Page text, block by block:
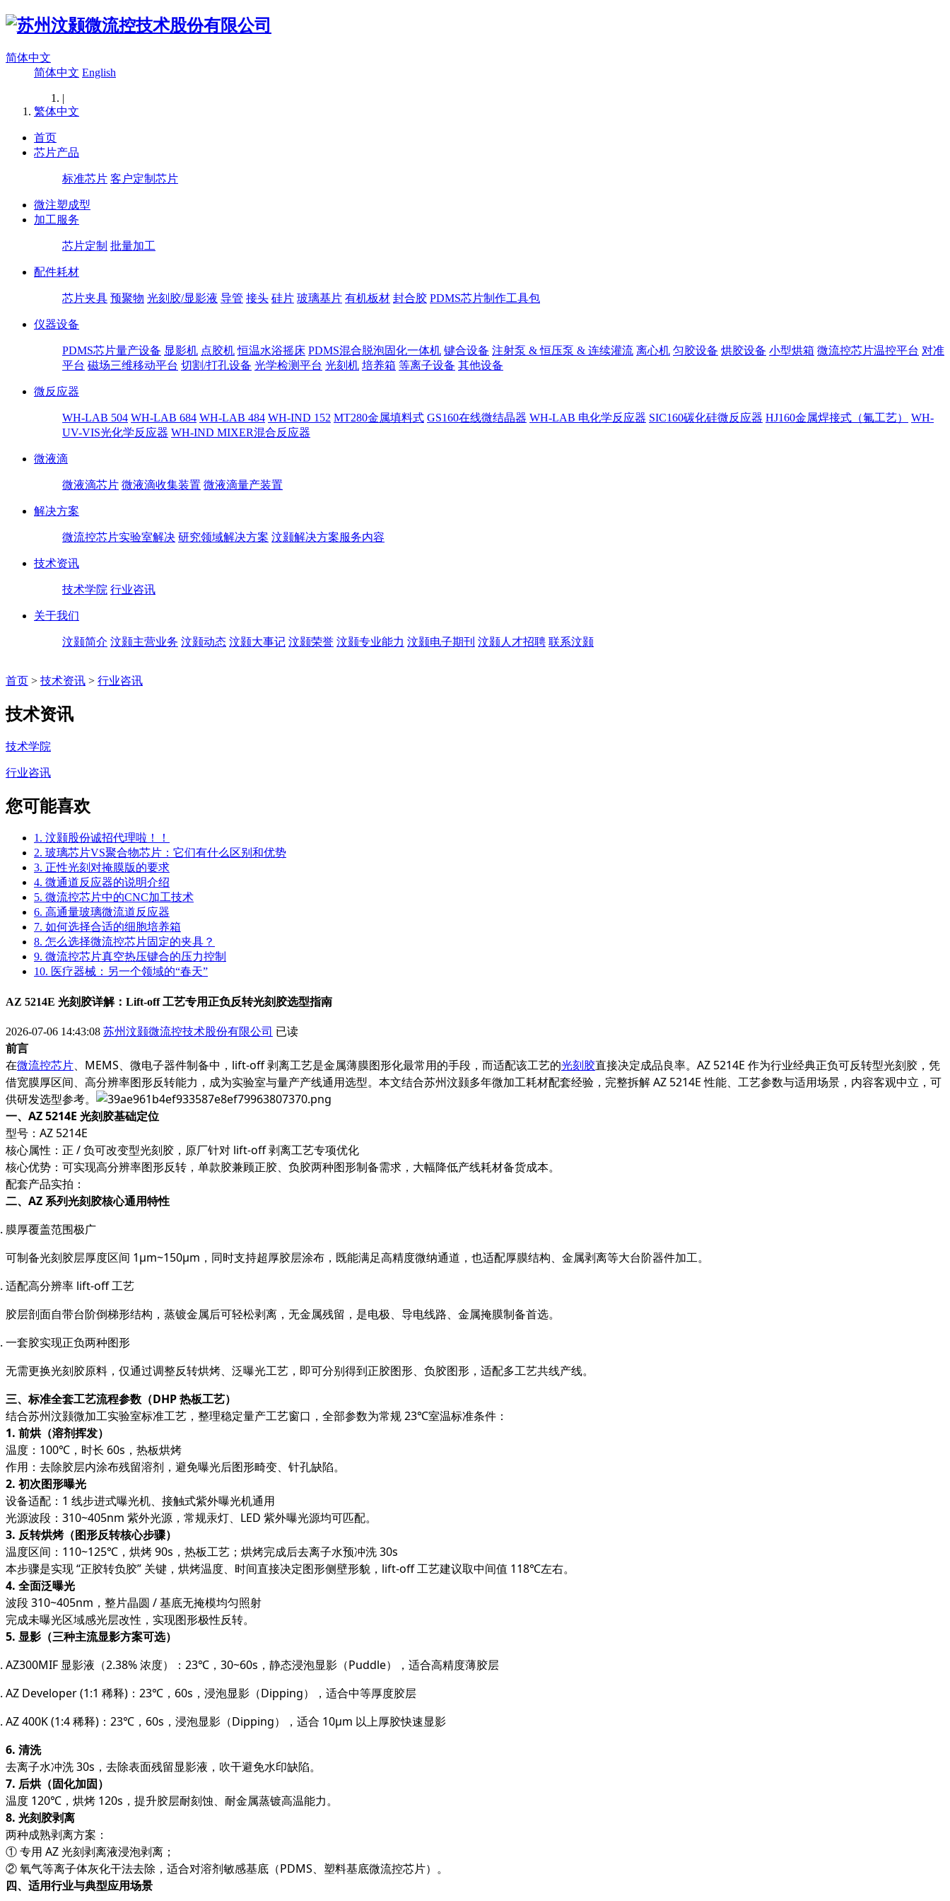
简体中文
简体中文 English
|
繁体中文
首页
芯片产品
标准芯片 客户定制芯片
微注塑成型
加工服务
芯片定制 批量加工
配件耗材
芯片夹具 预聚物 光刻胶/显影液 导管 接头 硅片 玻璃基片 有机板材 封合胶 PDMS芯片制作工具包
仪器设备
PDMS芯片量产设备 显影机 点胶机 恒温水浴摇床 PDMS混合脱泡固化一体机 键合设备 注射泵 & 恒压泵 & 连续灌流 离心机 匀胶设备 烘胶设备 小型烘箱 微流控芯片温控平台 对准
平台 磁场三维移动平台 切割/打孔设备 光学检测平台 光刻机 培养箱 等离子设备 其他设备
微反应器
WH-LAB 504 WH-LAB 684 WH-LAB 484 WH-IND 152 MT280金属填料式 GS160在线微结晶器 WH-LAB 电化学反应器 SIC160碳化硅微反应器 HJ160金属焊接式（氟工艺）
WH-
UV-VIS光化学反应器 WH-IND MIXER混合反应器
微液滴
微液滴芯片 微液滴收集装置 微液滴量产装置
解决方案
微流控芯片实验室解决 研究领域解决方案 汶颢解决方案服务内容
技术资讯
技术学院 行业咨讯
关于我们
汶颢简介 汶颢主营业务 汶颢动态 汶颢大事记 汶颢荣誉 汶颢专业能力 汶颢电子期刊 汶颢人才招聘 联系汶颢
首页 > 技术资讯 > 行业咨讯
技术资讯
技术学院
行业咨讯
您可能喜欢
1. 汶颢股份诚招代理啦！！
2. 玻璃芯片VS聚合物芯片：它们有什么区别和优势
3. 正性光刻对掩膜版的要求
4. 微通道反应器的说明介绍
5. 微流控芯片中的CNC加工技术
6. 高通量玻璃微流道反应器
7. 如何选择合适的细胞培养箱
8. 怎么选择微流控芯片固定的夹具？
9. 微流控芯片真空热压键合的压力控制
10. 医疗器械：另一个领域的“春天”
AZ 5214E 光刻胶详解：Lift-off 工艺专用正负反转光刻胶选型指南
2026-07-06 14:43:08 苏州汶颢微流控技术股份有限公司 已读
前言
在微流控芯片、MEMS、微电子器件制备中， lift-off 剥离工艺是金属薄膜图形化最常用的手段，而适配该工艺的光刻胶直接决定成品良率。AZ 5214E 作为行业经典正负可反转型光刻胶，凭
借宽膜厚区间、高分辨率图形反转能力，成为实验室与量产产线通用选型。本文结合苏州汶颢多年微加工耗材配套经验，完整拆解 AZ 5214E 性能、工艺参数与适用场景，内容客观中立，可
供研发选型参考。
一、AZ 5214E 光刻胶基础定位
型号：AZ 5214E
核心属性： 正 / 负可改变型光刻胶 ，原厂针对 lift-off 剥离工艺专项优化
核心优势：可实现高分辨率图形反转，单款胶兼顾正胶、负胶两种图形制备需求，大幅降低产线耗材备货成本。
配套产品实拍：
二、AZ 系列光刻胶核心通用特性
膜厚覆盖范围极广
可制备光刻胶层厚度区间 1μm~150μm，同时支持超厚胶层涂布，既能满足高精度微纳通道，也适配厚膜结构、金属剥离等大台阶器件加工。
适配高分辨率 lift-off 工艺
胶层剖面自带台阶倒梯形结构，蒸镀金属后可轻松剥离，无金属残留，是电极、导电线路、金属掩膜制备首选。
一套胶实现正负两种图形
无需更换光刻胶原料，仅通过调整反转烘烤、泛曝光工艺，即可分别得到正胶图形、负胶图形，适配多工艺共线产线。
三、标准全套工艺流程参数（DHP 热板工艺）
结合苏州汶颢微加工实验室标准工艺，整理稳定量产工艺窗口，全部参数为常规 23℃室温标准条件：
1. 前烘（溶剂挥发）
温度：100℃，时长 60s，热板烘烤
作用：去除胶层内涂布残留溶剂，避免曝光后图形畸变、针孔缺陷。
2. 初次图形曝光
设备适配：1 线步进式曝光机、接触式紫外曝光机通用
光源波段：310~405nm 紫外光源，常规汞灯、LED 紫外曝光源均可匹配。
3. 反转烘烤（图形反转核心步骤）
温度区间：110~125℃，烘烤 90s，热板工艺；烘烤完成后去离子水预冲洗 30s
本步骤是实现 “正胶转负胶” 关键，烘烤温度、时间直接决定图形侧壁形貌，lift-off 工艺建议取中间值 118℃左右。
4. 全面泛曝光
波段 310~405nm，整片晶圆 / 基底无掩模均匀照射
完成未曝光区域感光层改性，实现图形极性反转。
5. 显影（三种主流显影方案可选）
AZ300MIF 显影液（2.38% 浓度）：23℃，30~60s，静态浸泡显影（Puddle），适合高精度薄胶层
AZ Developer (1:1 稀释)：23℃，60s，浸泡显影（Dipping），适合中等厚度胶层
AZ 400K (1:4 稀释)：23℃，60s，浸泡显影（Dipping），适合 10μm 以上厚胶快速显影
6. 清洗
去离子水冲洗 30s，去除表面残留显影液，吹干避免水印缺陷。
7. 后烘（固化加固）
温度 120℃，烘烤 120s，提升胶层耐刻蚀、耐金属蒸镀高温能力。
8. 光刻胶剥离
两种成熟剥离方案：
① 专用 AZ 光刻剥离液浸泡剥离；
② 氧气等离子体灰化干法去除，适合对溶剂敏感基底（PDMS、塑料基底微流控芯片）。
四、适用行业与典型应用场景